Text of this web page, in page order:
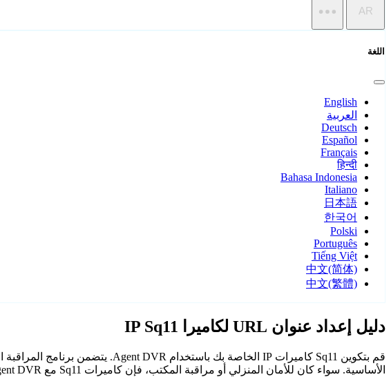
AR
اللغة
English
العربية
Deutsch
Español
Français
हिन्दी
Bahasa Indonesia
Italiano
日本語
한국어
Polski
Português
Tiếng Việt
中文(简体)
中文(繁體)
دليل إعداد عنوان URL لكاميرا IP Sq11
الأساسية. سواء كان للأمان المنزلي أو مراقبة المكتب، فإن كاميرات Sq11 مع Agent DVR توفر مراقبة موثوقة وآمنة.